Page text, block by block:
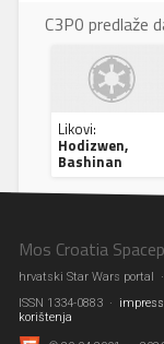
C3P0 predlaže
Likovi:
Hodizwen,
Bashinan
Mos Croatia
hrvatski Star Wars portal
ISSN 1334-0883 ·
korištenja